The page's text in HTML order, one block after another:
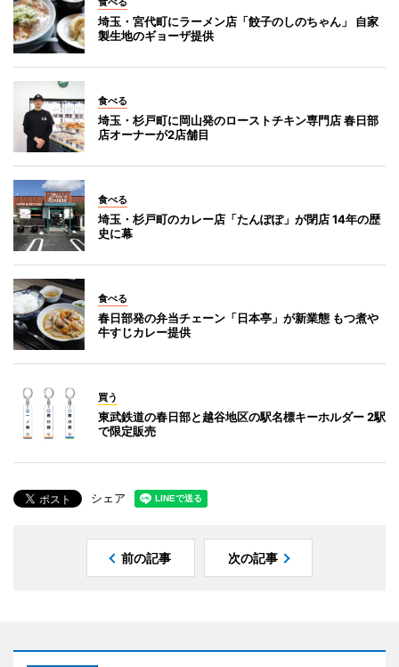
埼玉・宮代町にラーメン店「餃子のしのちゃん」 自家
製生地のギョーザ提供
食べる
埼玉・杉戸町に岡山発のローストチキン専門店 春日部
店オーナーが2店舗目
食べる
埼玉・杉戸町のカレー店「たんぽぽ」が閉店 14年の歴
史に幕
食べる
春日部発の弁当チェーン「日本亭」が新業態 もつ煮や
牛すじカレー提供
買う
東武鉄道の春日部と越谷地区の駅名標キーホルダー 2駅
で限定販売
シェア
前の記事 次の記事